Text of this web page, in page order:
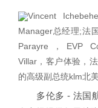
Vincent
Manager总经理;法
Parayre，EVP
Villar，客户体验，
的高级副总统klm北
多伦多 - 法国